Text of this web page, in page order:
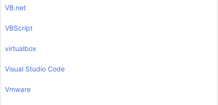
VB.net
VBScript
virtualbox
Visual Studio Code
Vmware